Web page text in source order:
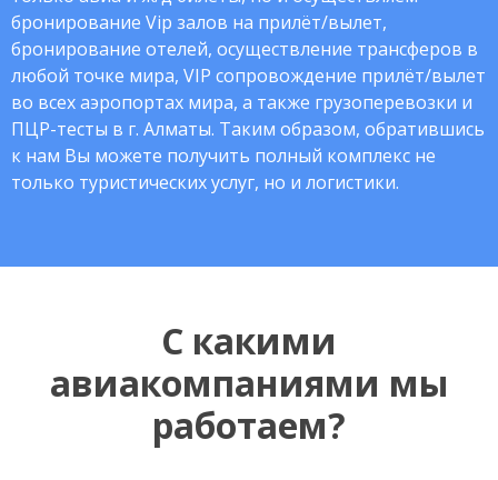
бронирование Vip залов на прилёт/вылет,
бронирование отелей, осуществление трансферов в
любой точке мира, VIP сопровождение прилёт/вылет
во всех аэропортах мира, а также грузоперевозки и
ПЦР-тесты в г. Алматы. Таким образом, обратившись
к нам Вы можете получить полный комплекс не
только туристических услуг, но и логистики.
С какими
авиакомпаниями мы
работаем?